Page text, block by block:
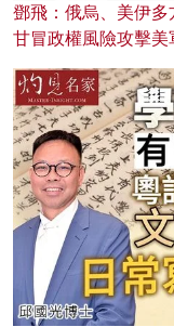
鄧飛：俄烏、美伊
甘冒政權風險攻擊美